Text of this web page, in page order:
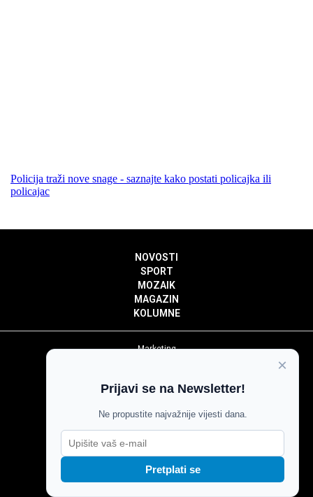
Policija traži nove snage - saznajte kako postati policajka ili
policajac
NOVOSTI
SPORT
MOZAIK
MAGAZIN
KOLUMNE
Marketing
Impressum
Pravila komentiranja
Agroglas
×
Prijavi se na Newsletter!
Ne propustite najvažnije vijesti dana.
Pretplati se